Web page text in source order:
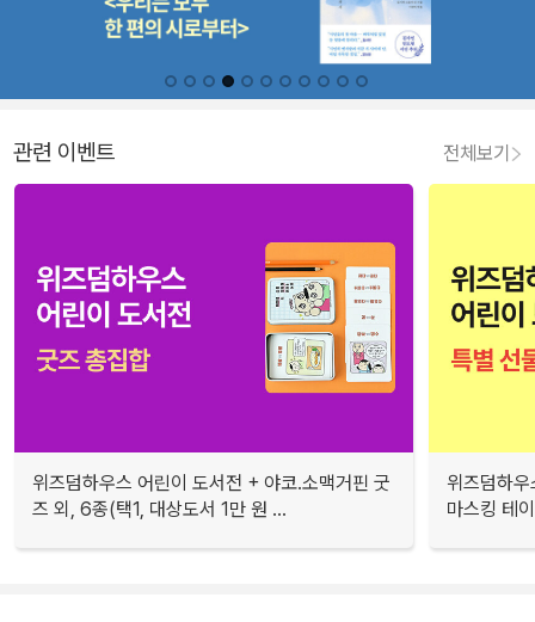
관련 이벤트 전체보기
위즈덤하우스 어린이 도서전 + 야코.소맥거핀 굿
즈 외, 6종(택1, 대상도서 1만 원 ...
위즈덤하
마스킹 테